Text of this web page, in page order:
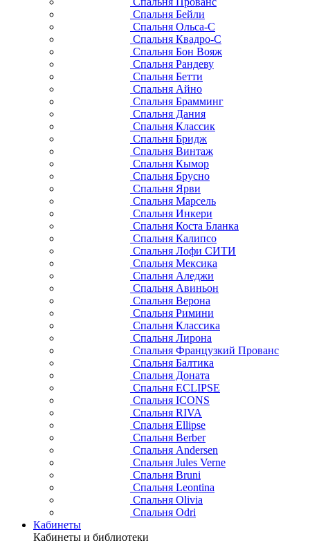
Спальня Бейли
Спальня Ольса-С
Спальня Квадро-С
Спальня Бон Вояж
Спальня Рандеву
Спальня Бетти
Спальня Айно
Спальня Брамминг
Спальня Дания
Спальня Классик
Спальня Бридж
Спальня Винтаж
Спальня Кымор
Спальня Брусно
Спальня Ярви
Спальня Марсель
Спальня Инкери
Спальня Коста Бланка
Спальня Калипсо
Спальня Лофи СИТИ
Спальня Мексика
Спальня Аледжи
Спальня Авиньон
Спальня Верона
Спальня Римини
Спальня Классика
Спальня Лирона
Спальня Французкий Прованс
Спальня Балтика
Спальня Доната
Спальня ECLIPSE
Спальня ICONS
Спальня RIVA
Спальня Ellipse
Спальня Berber
Спальня Andersen
Спальня Jules Verne
Спальня Bruni
Спальня Leontina
Спальня Olivia
Спальня Odri
Кабинеты
Кабинеты и библиотеки